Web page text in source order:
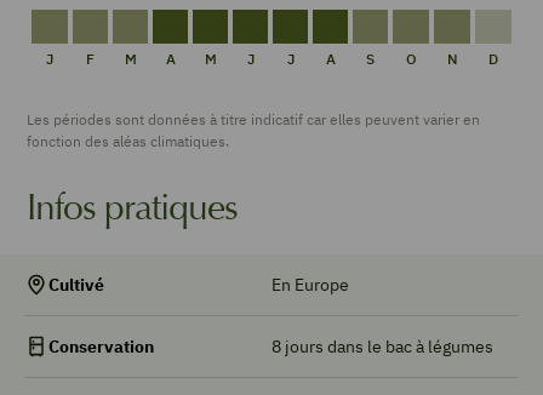
SAISONSAISONSAISONDE
DE
DE
DE
DE
SAISONSAISONSAISON
J
F M A M J J A S O N D
Les périodes sont données à titre indicatif car elles peuvent varier en
fonction des aléas climatiques.
Infos pratiques
Cultivé En Europe
Conservation 8 jours dans le bac à légumes